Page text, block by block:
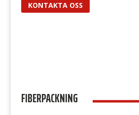
KONTAKTA OSS
FIBERPACKNING